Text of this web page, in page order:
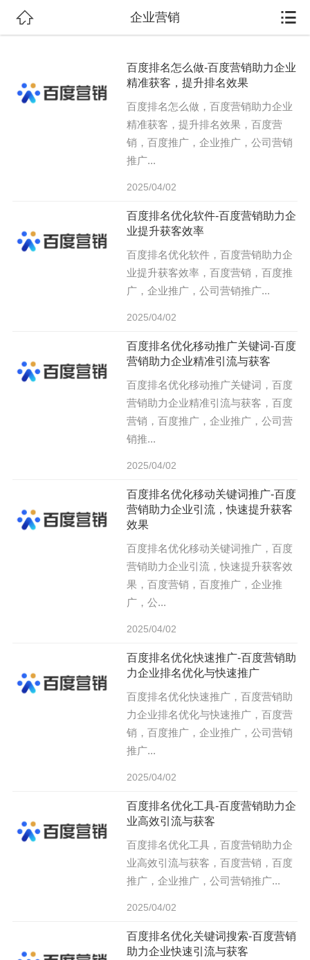
 企业营销 
百度排名怎么做-百度营销助力企业
精准获客，提升排名效果
百度排名怎么做，百度营销助力企业
精准获客，提升排名效果，百度营
销，百度推广，企业推广，公司营销
推广...
2025/04/02
百度排名优化软件-百度营销助力企
业提升获客效率
百度排名优化软件，百度营销助力企
业提升获客效率，百度营销，百度推
广，企业推广，公司营销推广...
2025/04/02
百度排名优化移动推广关键词-百度
营销助力企业精准引流与获客
百度排名优化移动推广关键词，百度
营销助力企业精准引流与获客，百度
营销，百度推广，企业推广，公司营
销推...
2025/04/02
百度排名优化移动关键词推广-百度
营销助力企业引流，快速提升获客
效果
百度排名优化移动关键词推广，百度
营销助力企业引流，快速提升获客效
果，百度营销，百度推广，企业推
广，公...
2025/04/02
百度排名优化快速推广-百度营销助
力企业排名优化与快速推广
百度排名优化快速推广，百度营销助
力企业排名优化与快速推广，百度营
销，百度推广，企业推广，公司营销
推广...
2025/04/02
百度排名优化工具-百度营销助力企
业高效引流与获客
百度排名优化工具，百度营销助力企
业高效引流与获客，百度营销，百度
推广，企业推广，公司营销推广...
2025/04/02
百度排名优化关键词搜索-百度营销
助力企业快速引流与获客